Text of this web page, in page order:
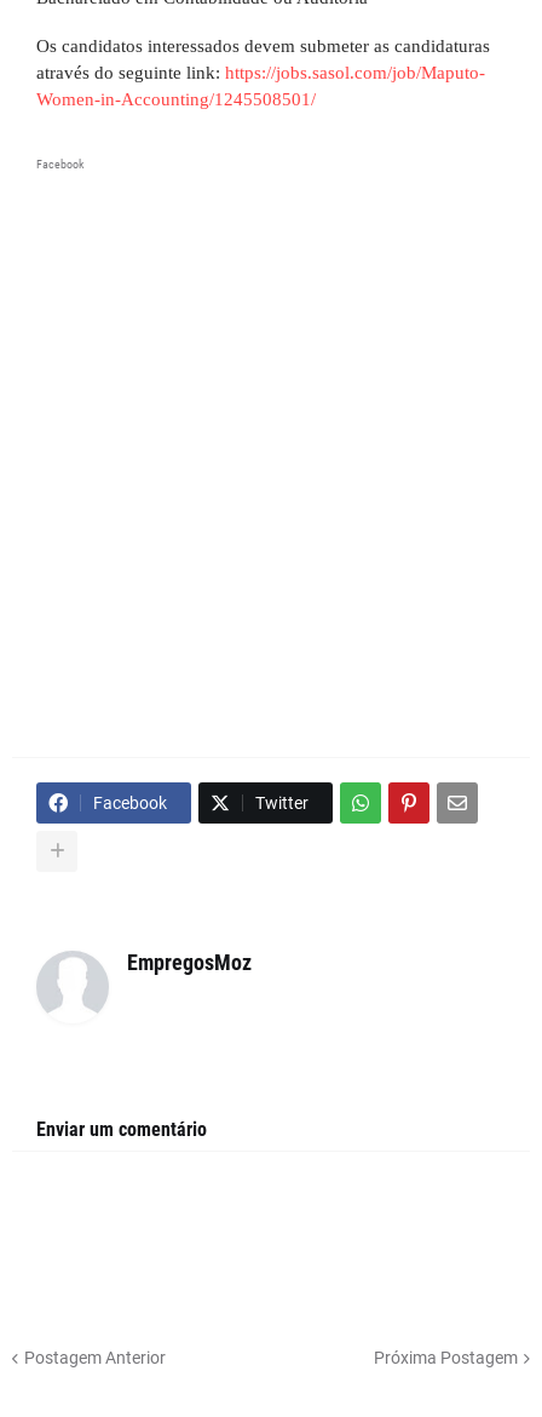
Os candidatos interessados devem submeter as candidaturas
através do seguinte link: https://jobs.sasol.com/job/Maputo-
Women-in-Accounting/1245508501/
Facebook
Facebook Twitter
EmpregosMoz
Enviar um comentário
Postagem Anterior Próxima Postagem